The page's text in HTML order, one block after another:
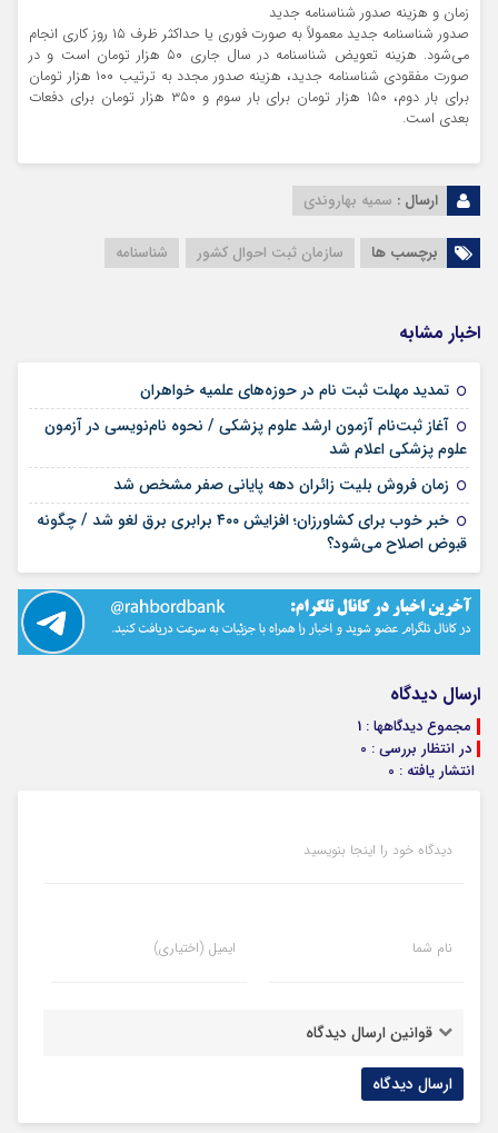
زمان و هزینه صدور شناسنامه جدید
صدور شناسنامه جدید معمولاً به صورت فوری یا حداکثر ظرف ۱۵ روز کاری انجام
می‌شود. هزینه تعویض شناسنامه در سال جاری ۵۰ هزار تومان است و در
صورت مفقودی شناسنامه جدید، هزینه صدور مجدد به ترتیب ۱۰۰ هزار تومان
برای بار دوم، ۱۵۰ هزار تومان برای بار سوم و ۳۵۰ هزار تومان برای دفعات
بعدی است.
ارسال : سمیه بهاروندی
برچسب ها سازمان ثبت احوال کشور شناسنامه
اخبار مشابه
تمدید مهلت ثبت نام در حوزه‌های علمیه خواهران
آغاز ثبت‌نام آزمون ارشد علوم پزشکی / نحوه نام‌نویسی در آزمون
علوم پزشکی اعلام شد
زمان فروش بلیت زائران دهه پایانی صفر مشخص شد
خبر خوب برای کشاورزان؛ افزایش ۴۰۰ برابری برق لغو شد / چگونه
قبوض اصلاح می‌شود؟
ارسال دیدگاه
مجموع دیدگاهها : 1
در انتظار بررسی : 0
انتشار یافته : 0
دیدگاه خود را اینجا بنویسید
نام شما ایمیل (اختیاری)
قوانین ارسال دیدگاه